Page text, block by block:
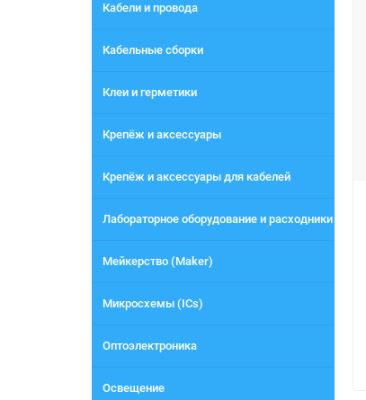
Кабели и провода
Кабельные сборки
Клеи и герметики
Крепёж и аксессуары
Крепёж и аксессуары для кабелей
Лабораторное оборудование и расходники
Мейкерство (Maker)
Микросхемы (ICs)
Оптоэлектроника
Освещение